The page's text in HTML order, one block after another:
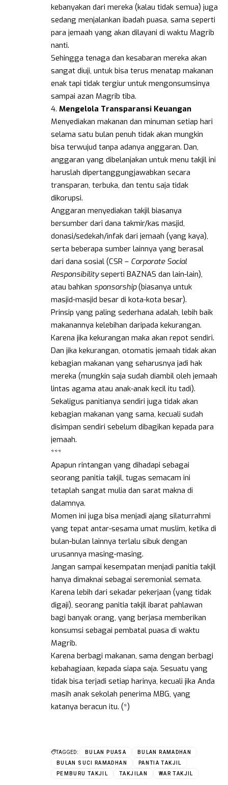
kebanyakan dari mereka (kalau tidak semua) juga
sedang menjalankan ibadah puasa, sama seperti
para jemaah yang akan dilayani di waktu Magrib
nanti.
Sehingga tenaga dan kesabaran mereka akan
sangat diuji, untuk bisa terus menatap makanan
enak tapi tidak tergiur untuk mengonsumsinya
sampai azan Magrib tiba.
4. Mengelola Transparansi Keuangan
Menyediakan makanan dan minuman setiap hari
selama satu bulan penuh tidak akan mungkin
bisa terwujud tanpa adanya anggaran. Dan,
anggaran yang dibelanjakan untuk menu takjil ini
haruslah dipertanggungjawabkan secara
transparan, terbuka, dan tentu saja tidak
dikorupsi.
Anggaran menyediakan takjil biasanya
bersumber dari dana takmir/kas masjid,
donasi/sedekah/infak dari jemaah (yang kaya),
serta beberapa sumber lainnya yang berasal
dari dana sosial (CSR – Corporate Social
Responsibilityseperti BAZNAS dan lain-lain),
atau bahkan sponsorship(biasanya untuk
masjid-masjid besar di kota-kota besar).
Prinsip yang paling sederhana adalah, lebih baik
makanannya kelebihan daripada kekurangan.
Karena jika kekurangan maka akan repot sendiri.
Dan jika kekurangan, otomatis jemaah tidak akan
kebagian makanan yang seharusnya jadi hak
mereka (mungkin saja sudah diambil oleh jemaah
lintas agama atau anak-anak kecil itu tadi).
Sekaligus panitianya sendiri juga tidak akan
kebagian makanan yang sama, kecuali sudah
disimpan sendiri sebelum dibagikan kepada para
jemaah.
***
Apapun rintangan yang dihadapi sebagai
seorang panitia takjil, tugas semacam ini
tetaplah sangat mulia dan sarat makna di
dalamnya.
Momen ini juga bisa menjadi ajang silaturrahmi
yang tepat antar-sesama umat muslim, ketika di
bulan-bulan lainnya terlalu sibuk dengan
urusannya masing-masing.
Jangan sampai kesempatan menjadi panitia takjil
hanya dimaknai sebagai seremonial semata.
Karena lebih dari sekadar pekerjaan (yang tidak
digaji), seorang panitia takjil ibarat pahlawan
bagi banyak orang, yang berjasa memberikan
konsumsi sebagai pembatal puasa di waktu
Magrib.
Karena berbagi makanan, sama dengan berbagi
kebahagiaan, kepada siapa saja. Sesuatu yang
tidak bisa terjadi setiap harinya, kecuali jika Anda
masih anak sekolah penerima MBG, yang
katanya beracun itu. (*)
TAGGED: BULAN PUASA
BULAN RAMADHAN
BULAN SUCI RAMADHAN
PANTIA TAKJIL
PEMBURU TAKJIL
TAKJILAN WAR TAKJIL